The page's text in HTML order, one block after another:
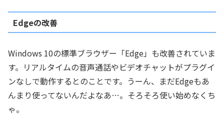
Edgeの改善
Windows 10の標準ブラウザー「Edge」も改善されていま
す。リアルタイムの音声通話やビデオチャットがプラグイ
ンなしで動作するとのことです。うーん、まだEdgeもあ
んまり使ってないんだよなあ…。そろそろ使い始めなくち
ゃ。